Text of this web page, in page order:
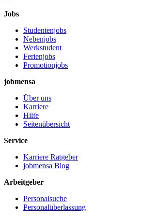
Jobs
Studentenjobs
Nebenjobs
Werkstudent
Ferienjobs
Promotionjobs
jobmensa
Über uns
Karriere
Hilfe
Seitenübersicht
Service
Karriere Ratgeber
jobmensa Blog
Arbeitgeber
Personalsuche
Personalüberlassung